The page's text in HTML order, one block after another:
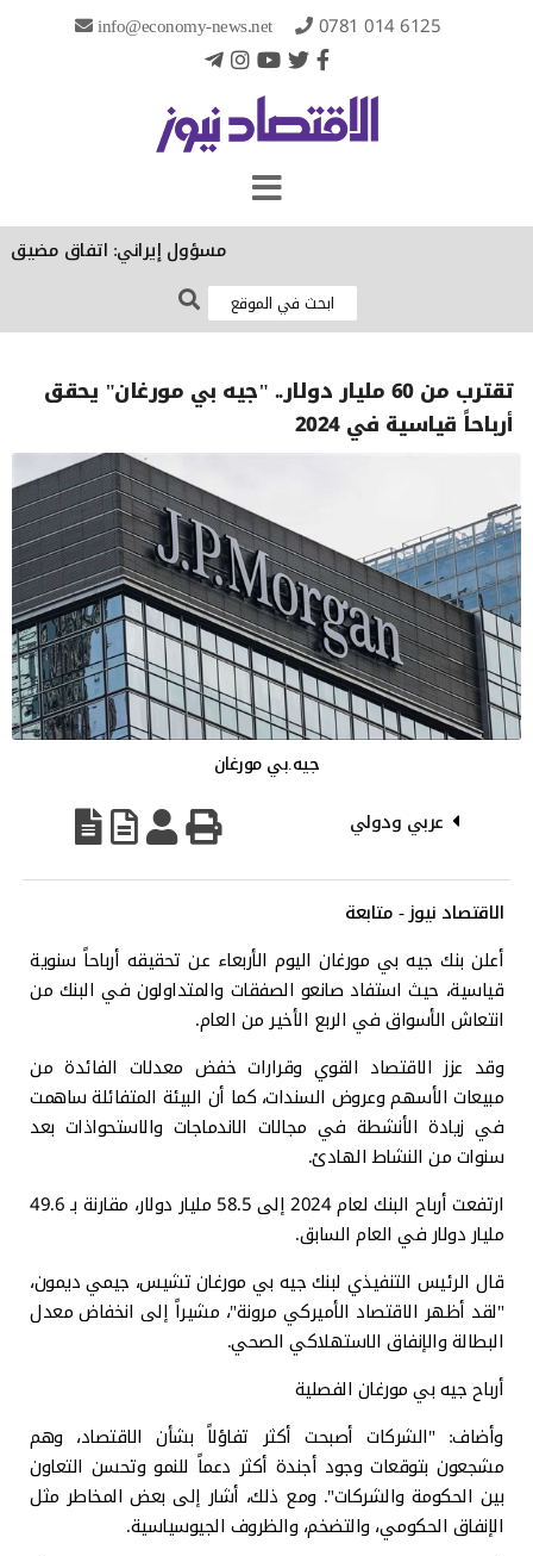
info@economy-news.net 0781 014 6125
مسؤول إيراني: اتفاق مضيق
تقترب من 60 مليار دولار.. "جيه بي مورغان" يحقق
أرباحاً قياسية في 2024
جيه.بي مورغان
عربي ودولي
الاقتصاد نيوز - متابعة
أعلن بنك جيه بي مورغان اليوم الأربعاء عن تحقيقه أرباحاً سنوية
قياسية، حيث استفاد صانعو الصفقات والمتداولون في البنك من
انتعاش الأسواق في الربع الأخير من العام.
وقد عزز الاقتصاد القوي وقرارات خفض معدلات الفائدة من
مبيعات الأسهم وعروض السندات، كما أن البيئة المتفائلة ساهمت
في زيادة الأنشطة في مجالات الاندماجات والاستحواذات بعد
سنوات من النشاط الهادئ.
ارتفعت أرباح البنك لعام 2024 إلى 58.5 مليار دولار، مقارنة بـ 49.6
مليار دولار في العام السابق.
قال الرئيس التنفيذي لبنك جيه بي مورغان تشيس، جيمي ديمون،
"لقد أظهر الاقتصاد الأميركي مرونة"، مشيراً إلى انخفاض معدل
البطالة والإنفاق الاستهلاكي الصحي.
أرباح جيه بي مورغان الفصلية
وأضاف: "الشركات أصبحت أكثر تفاؤلاً بشأن الاقتصاد، وهم
مشجعون بتوقعات وجود أجندة أكثر دعماً للنمو وتحسن التعاون
بين الحكومة والشركات". ومع ذلك، أشار إلى بعض المخاطر مثل
الإنفاق الحكومي، والتضخم، والظروف الجيوسياسية.